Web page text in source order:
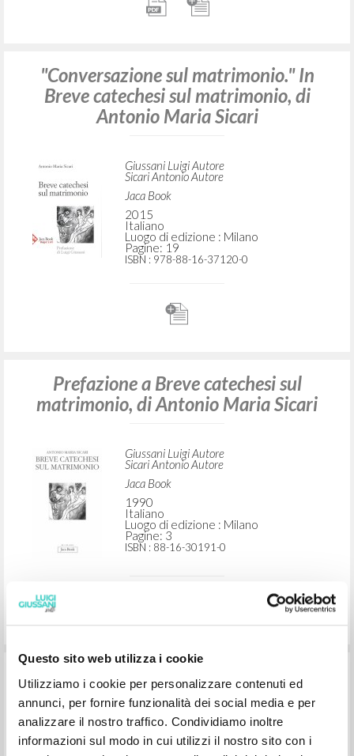
Questo sito web utilizza i cookie
Utilizziamo i cookie per personalizzare contenuti ed
annunci, per fornire funzionalità dei social media e per
analizzare il nostro traffico. Condividiamo inoltre
informazioni sul modo in cui utilizzi il nostro sito con i
"Conversazione sul matrimonio." In
Breve catechesi sul matrimonio, di
Antonio Maria Sicari
Giussani Luigi Autore
Sicari Antonio Autore
Jaca Book
2015
Italiano
Luogo di edizione : Milano
Pagine: 19
ISBN : 978-88-16-37120-0
Prefazione a Breve catechesi sul
matrimonio, di Antonio Maria Sicari
Giussani Luigi Autore
Sicari Antonio Autore
Jaca Book
1990
Italiano
Luogo di edizione : Milano
Pagine: 3
ISBN : 88-16-30191-0
Prefazione a Breve catechesi sul
matrimonio, di Antonio Maria Sicari
Giussani Luigi Autore